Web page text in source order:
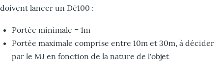
doivent lancer un Dé100 :
Portée minimale = 1m
Portée maximale comprise entre 10m et 30m, à décider
par le MJ en fonction de la nature de l'objet